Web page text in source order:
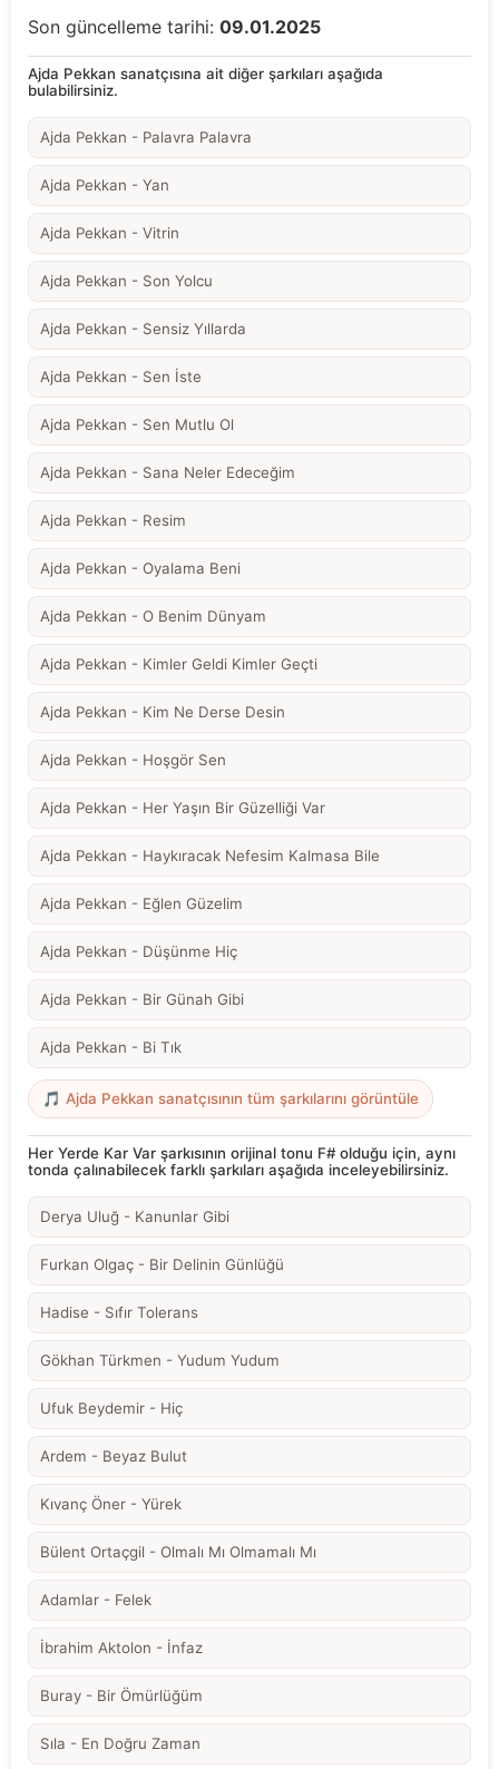
Son güncelleme tarihi: 09.01.2025
Ajda Pekkan sanatçısına ait diğer şarkıları aşağıda
bulabilirsiniz.
Ajda Pekkan - Palavra Palavra
Ajda Pekkan - Yan
Ajda Pekkan - Vitrin
Ajda Pekkan - Son Yolcu
Ajda Pekkan - Sensiz Yıllarda
Ajda Pekkan - Sen İste
Ajda Pekkan - Sen Mutlu Ol
Ajda Pekkan - Sana Neler Edeceğim
Ajda Pekkan - Resim
Ajda Pekkan - Oyalama Beni
Ajda Pekkan - O Benim Dünyam
Ajda Pekkan - Kimler Geldi Kimler Geçti
Ajda Pekkan - Kim Ne Derse Desin
Ajda Pekkan - Hoşgör Sen
Ajda Pekkan - Her Yaşın Bir Güzelliği Var
Ajda Pekkan - Haykıracak Nefesim Kalmasa Bile
Ajda Pekkan - Eğlen Güzelim
Ajda Pekkan - Düşünme Hiç
Ajda Pekkan - Bir Günah Gibi
Ajda Pekkan - Bi Tık
🎵 Ajda Pekkan sanatçısının tüm şarkılarını görüntüle
Her Yerde Kar Var şarkısının orijinal tonu F# olduğu için, aynı
tonda çalınabilecek farklı şarkıları aşağıda inceleyebilirsiniz.
Derya Uluğ - Kanunlar Gibi
Furkan Olgaç - Bir Delinin Günlüğü
Hadise - Sıfır Tolerans
Gökhan Türkmen - Yudum Yudum
Ufuk Beydemir - Hiç
Ardem - Beyaz Bulut
Kıvanç Öner - Yürek
Bülent Ortaçgil - Olmalı Mı Olmamalı Mı
Adamlar - Felek
İbrahim Aktolon - İnfaz
Buray - Bir Ömürlüğüm
Sıla - En Doğru Zaman